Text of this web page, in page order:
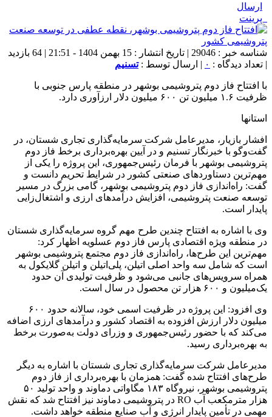
ارسال
پرینت
شناسه خبر : 29046 | تاریخ انتشار : 15 بهمن 1404 - 21:51 | 64 بازدید
| تعداد دیدگاه : ۰ | ارسال توسط :تسنیم
با افتتاح فاز دوم پتروشیمی بوشهر در منطقه پارس جنوبی با
ظرفیت ۱.۶ میلیون تن ۶۰۰ میلیون دلار ارزآوری دارد.
استانها
افشار بازیار، مدیرعامل شرکت سرمایه‌گذاری تجاری شستان، در
گفت‌وگو با خبرنگار تسنیم و در آیین بهره‌برداری برخط فاز دوم
پتروشیمی بوشهر با فرمان رئیس‌جمهوری، این پروژه را یکی از
مهم‌ترین دستاوردهای صنعتی کشور در شرایط تحریم دانست و
گفت: راه‌اندازی فاز دوم پتروشیمی بوشهر، گامی بزرگ در مسیر
توسعه صنعت پتروشیمی، افزایش درآمدهای ارزی و اشتغال‌زایی
پایدار است.
وی با اشاره به افتتاح چندین طرح مهم گروه سرمایه‌گذاری شستان
در منطقه ویژه اقتصادی پارس فاز دوم عسلویه اظهار کرد:
مهم‌ترین این طرح‌ها، راه‌اندازی فاز دوم مجتمع پتروشیمی بوشهر
است که شامل سه واحد اصلی اتیلن، پلی‌اتیلن و اتیلن گلایکول به
همراه سرویس‌های جانبی می‌شود و ظرفیت تولیدی آن حدود
یک‌میلیون و ۶۰۰ هزار تن محصول در سال است.
وی افزود: این پروژه در ظرفیت اسمی خود، سالانه حدود ۶۰۰
میلیون دلار ارزش افزوده به اقتصاد کشور و درآمدهای ارزی اضافه
می‌کند که با حضور رئیس‌جمهوری و وزرای دولت به‌صورت برخط
به بهره‌برداری رسید.
مدیرعامل شرکت سرمایه‌گذاری تجاری شستان با اشاره به دیگر
طرح‌های افتتاح شده گفت: همزمان با بهره‌برداری از فاز دوم
پتروشیمی بوشهر، نیروگاه ۱۸۳ مگاواتی دماوند و واحد تولید ۵۰
هزار مترمکعب آب RO در پتروشیمی دماوند نیز افتتاح شد که نقش
مهمی در تأمین پایدار انرژی و آب صنایع منطقه خواهد داشت.